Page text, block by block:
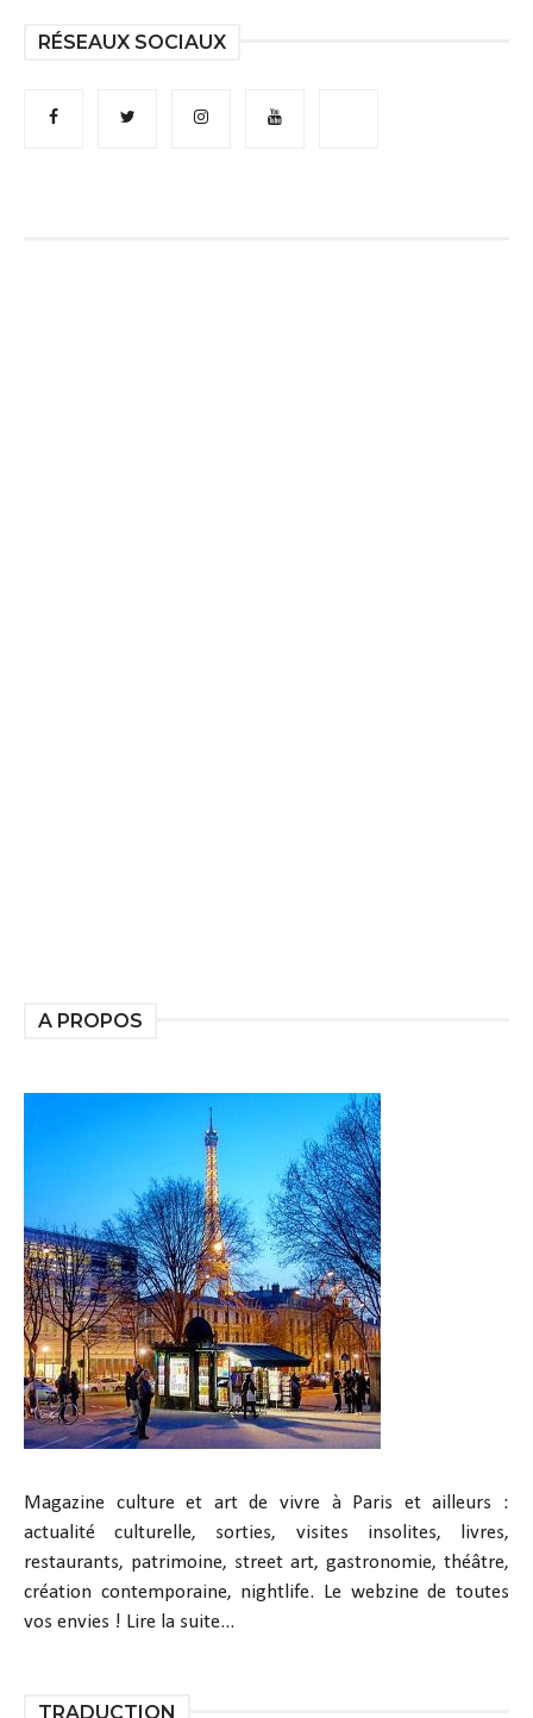
RÉSEAUX SOCIAUX
A PROPOS
Magazine culture et art de vivre à Paris et ailleurs :
actualité culturelle, sorties, visites insolites, livres,
restaurants, patrimoine, street art, gastronomie, théâtre,
création contemporaine, nightlife. Le webzine de toutes
vos envies ! Lire la suite...
TRADUCTION